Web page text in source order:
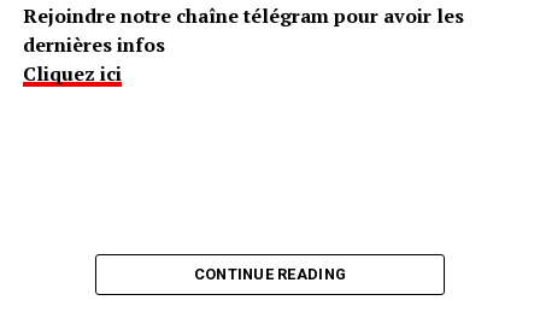
Rejoindre notre chaîne télégram pour avoir les
dernières infos
Cliquez ici
CONTINUE READING